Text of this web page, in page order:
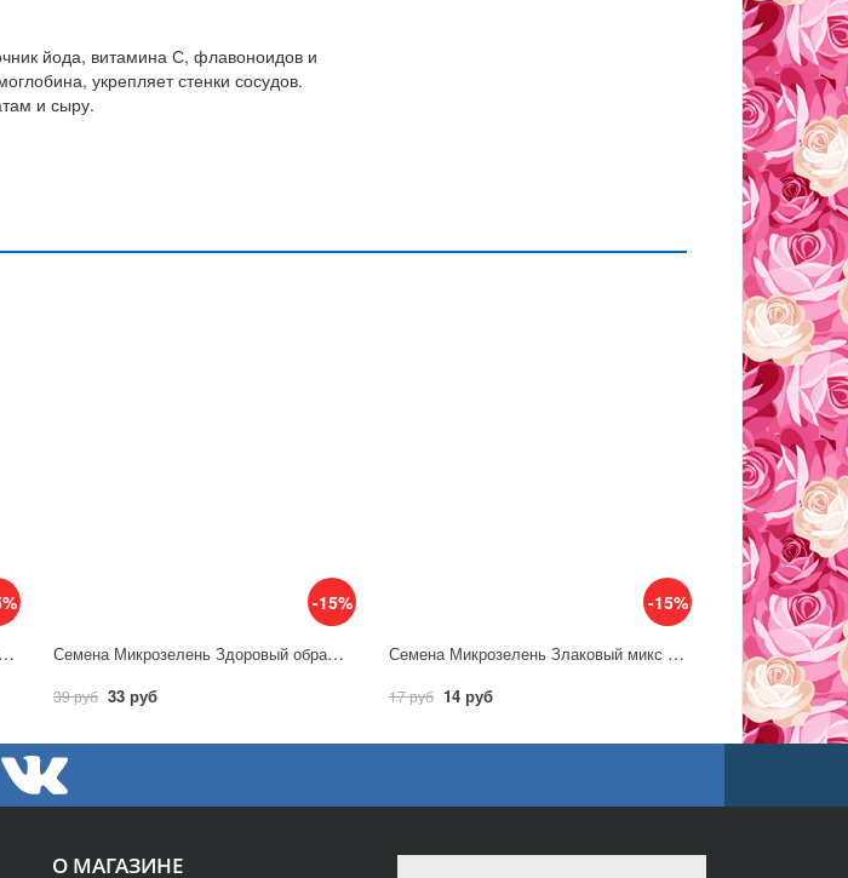
йода, витамина С, флавоноидов и
укрепляет стенки сосудов.
и сыру.
Семена Микрозелень Бархатный сезон / Аэлита
-15%
Семена Микрозелень Здоровый образ жизни (ЗОЖ) / Аэлита
39 руб 33 руб
-15%
Семена Микрозелень Злаковый микс (пшеница, рожь, овес) 10г / Гавриш
17 руб 14 руб
О МАГАЗИНЕ